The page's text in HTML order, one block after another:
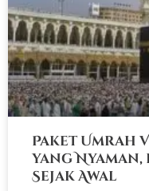
Paket Umrah
yang Nyaman,
Sejak Awal